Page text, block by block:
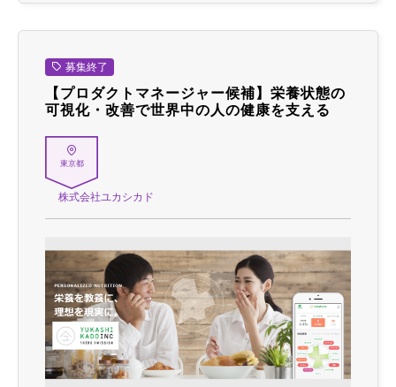
募集終了
【プロダクトマネージャー候補】栄養状態の
可視化・改善で世界中の人の健康を支える
東京都
株式会社ユカシカド